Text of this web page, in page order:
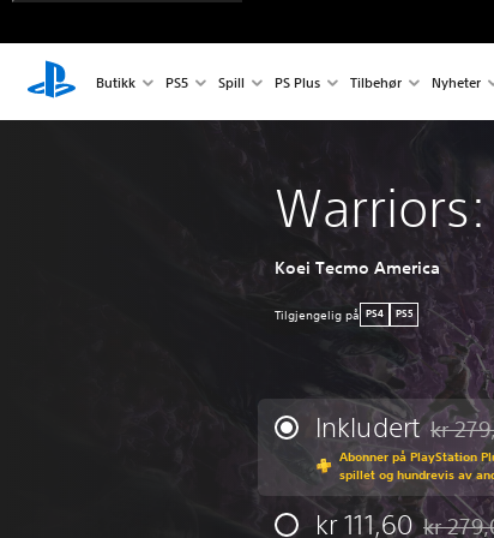
Butikk PS5 Spill PS Plus Tilbehør Nyheter
Koei Tecmo America
Tilgjengelig på PS4 PS5
Inkludert kr
Abonner på PlayStation
spillet og hundrevis av
kr 111,60 kr